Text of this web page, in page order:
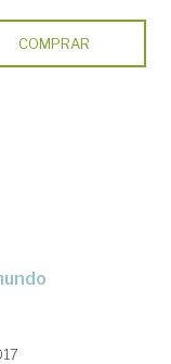
COMPRAR